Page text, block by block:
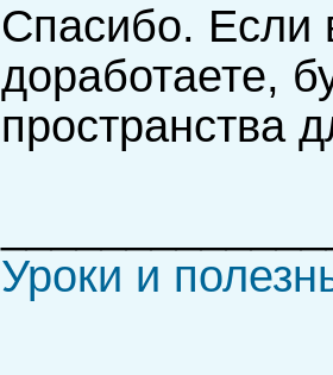
Спасибо. Если
доработаете,
пространства
Уроки и